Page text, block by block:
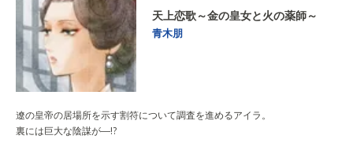
天上恋歌～金の皇女と火の薬師～
青木朋
遼の皇帝の居場所を示す割符について調査を進めるアイラ。
裏には巨大な陰謀が―!?